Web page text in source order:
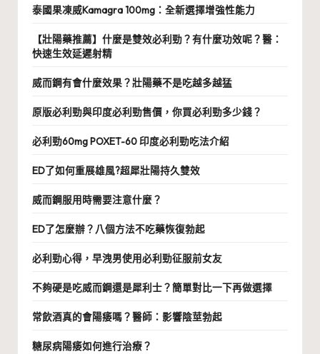
泰國果凍威Kamagra 100mg：全新選擇增強性能力
【壯陽藥推薦】什麼是雙效必利勁？有什麼功效呢？醫：
快速生效延遲射精
威而鋼有會什麼效果？壯陽藥不是吃越多越猛
原版必利勁與印度必利勁售價，你買必利勁多少錢？
必利勁60mg POXET-60 印度必利勁吃法介紹
ED了如何重展雄風?超犀壯陽持久雙效
威而鋼服用時需要注意什麼？
ED了怎麼辦？八個方法不吃藥恢復勃起
必利勁心得，早洩男使用必利勁征服前女友
不夠硬是吃威而鋼還是犀利士？簡單對比一下再做選擇
常飲酒真的會陽痿嗎？醫師：影響陰莖勃起
糖尿病陽痿如何進行治療？